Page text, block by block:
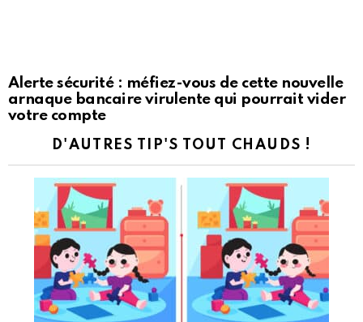
Alerte sécurité : méfiez-vous de cette nouvelle
arnaque bancaire virulente qui pourrait vider
votre compte
D'AUTRES TIP'S TOUT CHAUDS !